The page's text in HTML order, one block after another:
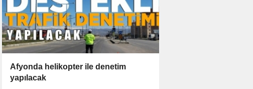
Afyonda helikopter ile denetim
yapılacak